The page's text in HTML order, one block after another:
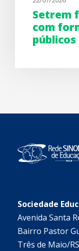
Setrem
com
Sociedade
Avenida Santa
Bairro Pastor
Três de Maio/